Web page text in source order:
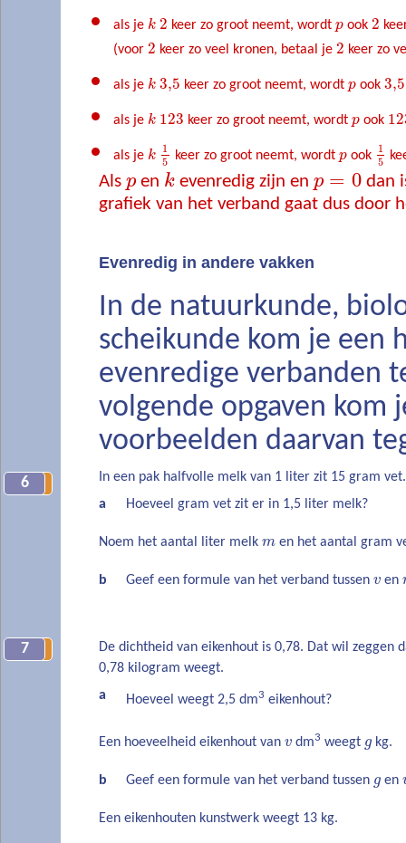
als je k 2 keer zo groot neemt, wordt p ook 2
(voor 2 keer zo veel kronen, betaal je 2 keer zo
als je k 3,5 keer zo groot neemt, wordt p ook 3,5
als je k 123 keer zo groot neemt, wordt p ook
als je k 1
5
keer zo groot neemt, wordt pook 1
5
Als pen k evenredig zijn en p = 0dan
grafiek van het verband gaat dus door
Evenredig in andere vakken
In de natuurkunde,
scheikunde kom je een
evenredige verbanden
volgende opgaven kom
voorbeelden daarvan
65
In een pak halfvolle melk van 1 liter zit 15 gram vet.
a
Hoeveel gram vet zit er in 1,5 liter melk?
Noem het aantal liter melk m en het aantal gram
b Geef een formule van het verband tussen v en
76
De dichtheid van eikenhout is 0,78. Dat wil zeggen
0,78 kilogram weegt.
a
Hoeveel weegt 2,5 dm3 eikenhout?
Een hoeveelheid eikenhout van v dm3 weegt gkg.
b Geef een formule van het verband tussen g en
Een eikenhouten kunstwerk weegt 13 kg.